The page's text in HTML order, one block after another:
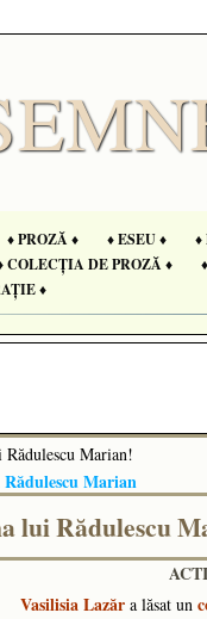
♦ PROZĂ ♦ ♦ ESEU ♦ ♦
COLECȚIA DE PROZĂ ♦
♦
Rădulescu Marian!
Marian
lui Rădulescu
Vasilisia Lazăr a lăsat un